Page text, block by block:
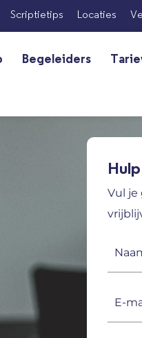
Scriptietips Locaties
Begeleiders
Vul je